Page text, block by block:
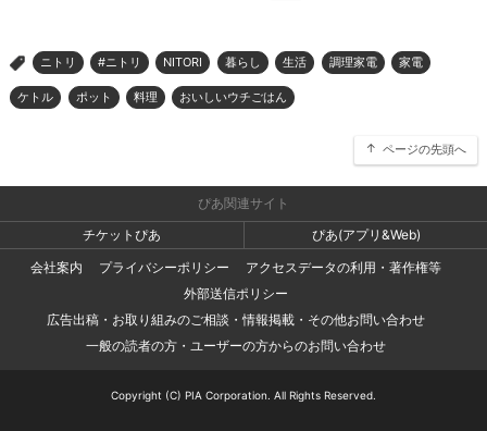
> ニトリ #ニトリ NITORI 暮らし 生活 調理家電 家電
ケトル ポット 料理 おいしいウチごはん
ページの先頭へ
ぴあ関連サイト
チケットぴあ
ぴあ(アプリ&Web)
会社案内
プライバシーポリシー
アクセスデータの利用・著作権等
外部送信ポリシー
広告出稿・お取り組みのご相談・情報掲載・その他お問い合わせ
一般の読者の方・ユーザーの方からのお問い合わせ
Copyright (C) PIA Corporation. All Rights Reserved.